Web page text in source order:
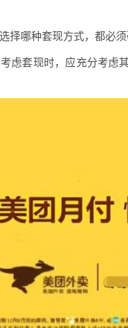
择哪种套现方式，都必
虑套现时，应充分考虑